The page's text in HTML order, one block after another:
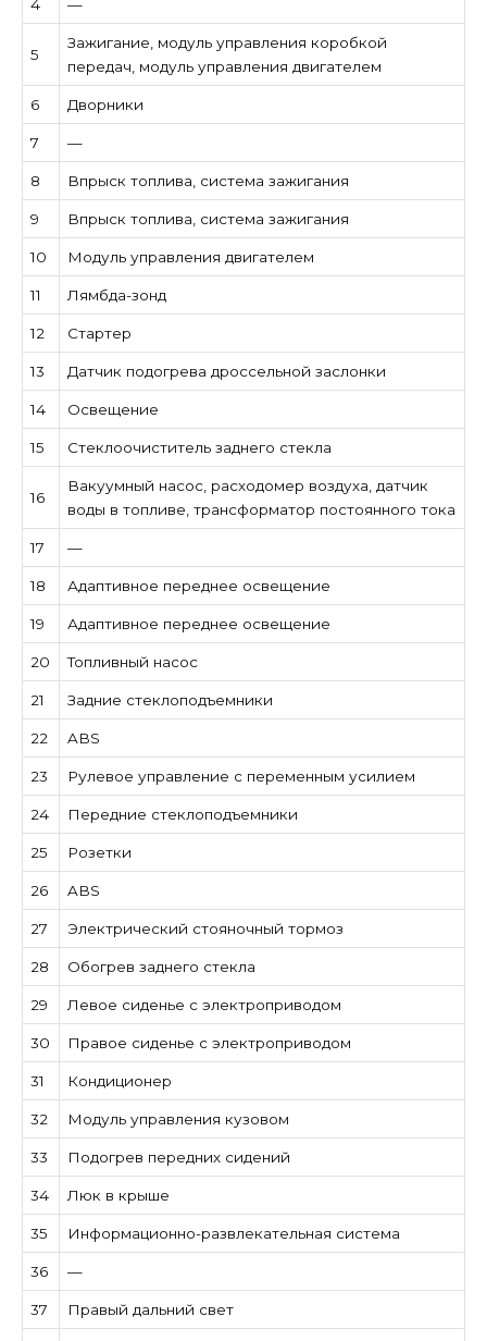
4 —
5
Зажигание, модуль управления коробкой
передач, модуль управления двигателем
6 Дворники
7 —
8 Впрыск топлива, система зажигания
9 Впрыск топлива, система зажигания
10 Модуль управления двигателем
11 Лямбда-зонд
12 Стартер
13 Датчик подогрева дроссельной заслонки
14 Освещение
15 Стеклоочиститель заднего стекла
16
Вакуумный насос, расходомер воздуха, датчик
воды в топливе, трансформатор постоянного тока
17 —
18 Адаптивное переднее освещение
19 Адаптивное переднее освещение
20 Топливный насос
21 Задние стеклоподъемники
22 ABS
23 Рулевое управление с переменным усилием
24 Передние стеклоподъемники
25 Розетки
26 ABS
27 Электрический стояночный тормоз
28 Обогрев заднего стекла
29 Левое сиденье с электроприводом
30 Правое сиденье с электроприводом
31 Кондиционер
32 Модуль управления кузовом
33 Подогрев передних сидений
34 Люк в крыше
35 Информационно-развлекательная система
36 —
37 Правый дальний свет